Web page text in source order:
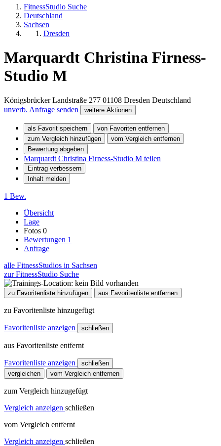
FitnessStudio Suche
Deutschland
Sachsen
Dresden
Marquardt Christina Firness-
Studio M
Königsbrücker Landstraße 277 01108 Dresden Deutschland
unverb. Anfrage senden
weitere Aktionen
als Favorit speichern
von Favoriten entfernen
zum Vergleich hinzufügen
vom Vergleich entfernen
Bewertung abgeben
Marquardt Christina Firness-Studio M teilen
Eintrag verbessern
Inhalt melden
1 Bew.
Übersicht
Lage
Fotos 0
Bewertungen 1
Anfrage
alle FitnessStudios in Sachsen
zur FitnessStudio Suche
zu Favoritenliste hinzufügen aus Favoritenliste entfernen
zu Favoritenliste hinzugefügt
Favoritenliste anzeigen schließen
aus Favoritenliste entfernt
Favoritenliste anzeigen
schließen
vergleichen
vom Vergleich entfernen
zum Vergleich hinzugefügt
Vergleich anzeigen schließen
vom Vergleich entfernt
Vergleich anzeigen schließen